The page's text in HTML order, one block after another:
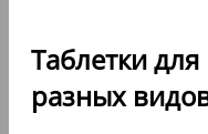
Таблетки
разных